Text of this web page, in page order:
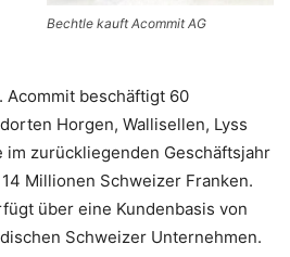
Bechtle kauft Acommit AG
Acommit beschäftigt 60
Horgen, Wallisellen, Lyss
im zurückliegenden Geschäftsjahr
Millionen Schweizer Franken.
über eine Kundenbasis von
Schweizer Unternehmen.